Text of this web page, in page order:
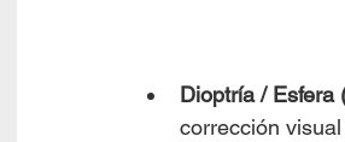
Dioptría / Esfera
corrección